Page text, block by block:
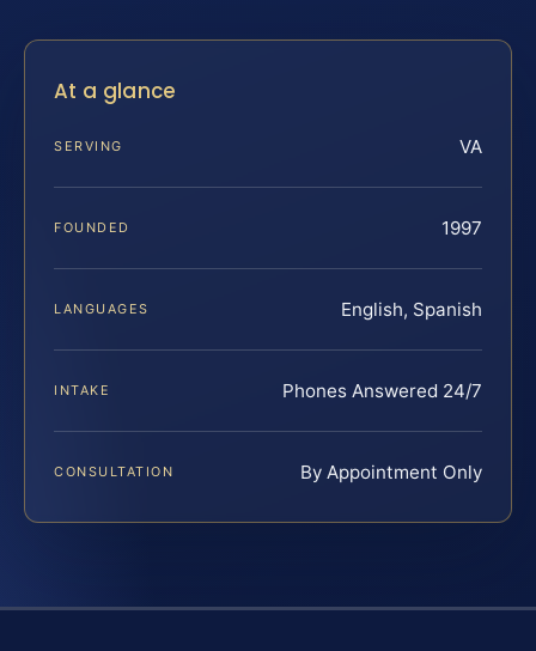
At a glance
SERVING VA
FOUNDED 1997
LANGUAGES English, Spanish
INTAKE Phones Answered 24/7
CONSULTATION By Appointment Only